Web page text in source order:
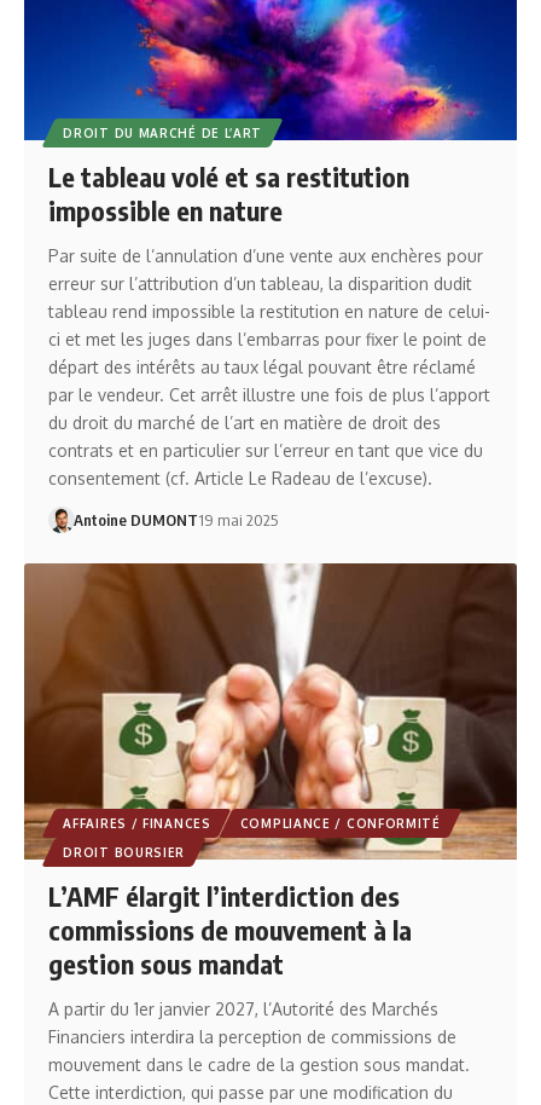
DROIT DU MARCHÉ DE L’ART
Le tableau volé et sa restitution
impossible en nature
Par suite de l’annulation d’une vente aux enchères pour
erreur sur l’attribution d’un tableau, la disparition dudit
tableau rend impossible la restitution en nature de celui-
ci et met les juges dans l’embarras pour fixer le point de
départ des intérêts au taux légal pouvant être réclamé
par le vendeur. Cet arrêt illustre une fois de plus l’apport
du droit du marché de l’art en matière de droit des
contrats et en particulier sur l’erreur en tant que vice du
consentement (cf. Article Le Radeau de l’excuse).
Antoine DUMONT19 mai 2025
AFFAIRES / FINANCES
COMPLIANCE / CONFORMITÉ
DROIT BOURSIER
L’AMF élargit l’interdiction des
commissions de mouvement à la
gestion sous mandat
A partir du 1er janvier 2027, l’Autorité des Marchés
Financiers interdira la perception de commissions de
mouvement dans le cadre de la gestion sous mandat.
Cette interdiction, qui passe par une modification du